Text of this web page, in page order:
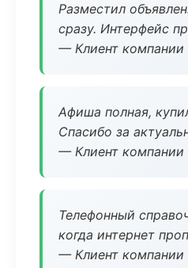
Разместил
сразу. Интерфейс
— Клиент компании
Афиша полная,
Спасибо за
— Клиент компании
Телефонный
когда интернет
— Клиент компании